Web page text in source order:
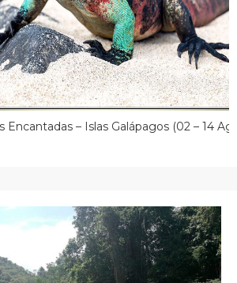
Encantadas – Islas Galápagos (02 – 14